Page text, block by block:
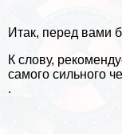
Итак, перед вами
К слову,
самого сильного
.